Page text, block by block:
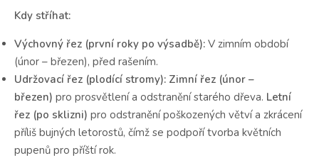
Kdy stříhat:
Výchovný řez (první roky po výsadbě): V zimním období
(únor – březen), před rašením.
Udržovací řez (plodící stromy): Zimní řez (únor –
březen) pro prosvětlení a odstranění starého dřeva. Letní
řez (po sklizni) pro odstranění poškozených větví a zkrácení
příliš bujných letorostů, čímž se podpoří tvorba květních
pupenů pro příští rok.